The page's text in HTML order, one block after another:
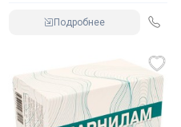
Подробнее